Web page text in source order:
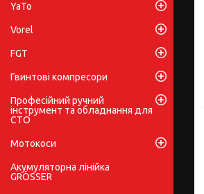
YaTo
Vorel
FGT
Гвинтові компресори
Професійний ручний
інструмент та обладнання для
СТО
Мотокоси
Акумуляторна лінійка
GRÖSSER